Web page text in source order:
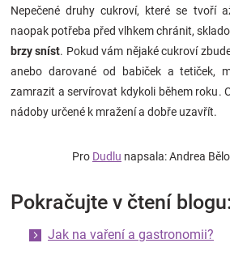
Nepečené druhy cukroví, které se tvoří
naopak potřeba před vlhkem chránit,
brzy sníst. Pokud vám nějaké cukroví
anebo darované od babiček a tetiček,
zamrazit a servírovat kdykoli během roku.
nádoby určené k mražení a dobře uzavřít.
Pro Dudlu napsala: Andrea
Pokračujte v čtení blogu:
Jak na vaření a gastronomii?